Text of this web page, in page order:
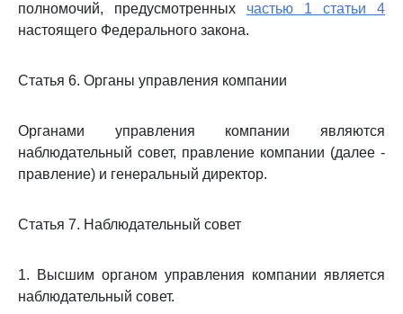
полномочий, предусмотренных частью 1 статьи 4
настоящего Федерального закона.
Статья 6. Органы управления компании
Органами управления компании являются
наблюдательный совет, правление компании (далее -
правление) и генеральный директор.
Статья 7. Наблюдательный совет
1. Высшим органом управления компании является
наблюдательный совет.